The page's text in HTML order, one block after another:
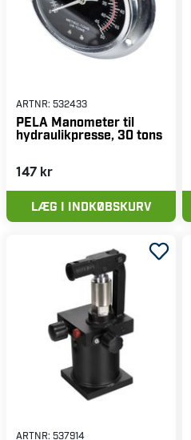
ARTNR: 532433
PELA Manometer til
hydraulikpresse, 30 tons
147 kr
LÆG I INDKØBSKURV
ARTNR: 537914